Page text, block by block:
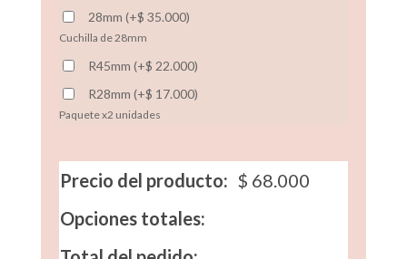
28mm (+$ 35.000)
Cuchilla de 28mm
R45mm (+$ 22.000)
R28mm (+$ 17.000)
Paquete x2 unidades
Precio del producto: $ 68.000
Opciones totales: